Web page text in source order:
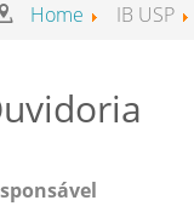
Home IB USP